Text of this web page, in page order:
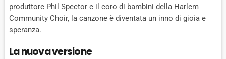
produttore Phil Spector e il coro di bambini della Harlem
Community Choir, la canzone è diventata un inno di gioia e
speranza.
La nuova versione